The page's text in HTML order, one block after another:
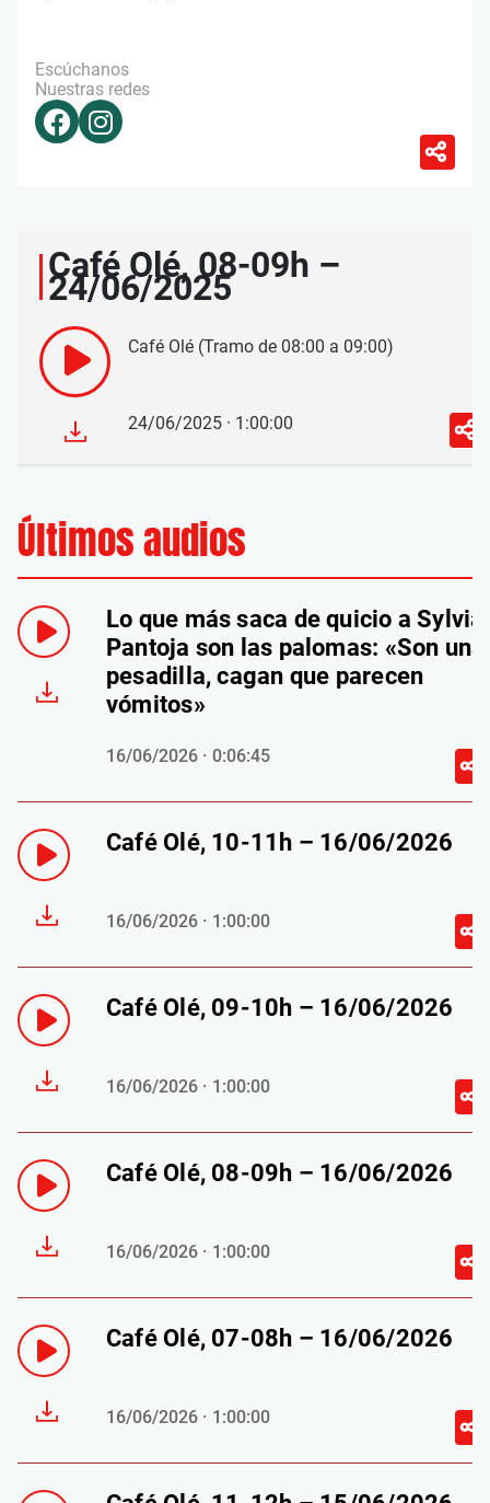
Escúchanos
Nuestras redes
Café Olé, 08-09h –
24/06/2025
Café Olé (Tramo de 08:00 a 09:00)
24/06/2025 · 1:00:00
Últimos audios
Lo que más saca de quicio a Sylvia
Pantoja son las palomas: «Son una
pesadilla, cagan que parecen
vómitos»
16/06/2026 · 0:06:45
Café Olé, 10-11h – 16/06/2026
16/06/2026 · 1:00:00
Café Olé, 09-10h – 16/06/2026
16/06/2026 · 1:00:00
Café Olé, 08-09h – 16/06/2026
16/06/2026 · 1:00:00
Café Olé, 07-08h – 16/06/2026
16/06/2026 · 1:00:00